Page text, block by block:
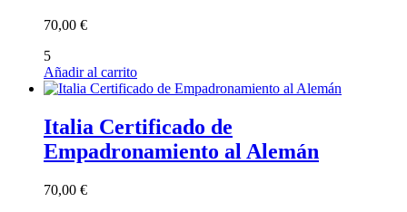
70,00 €
5
Añadir al carrito
Italia Certificado de
Empadronamiento al Alemán
70,00 €